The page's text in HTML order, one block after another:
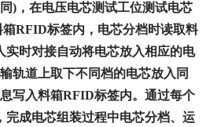
)，在电压电芯测试工位测试电芯
RFID标签内，电芯分档时读取料
时对接自动将电芯放入相应的电
轨道上取下不同档的电芯放入同
写入料箱RFID标签内。通过每个
成电芯组装过程中电芯分档、运